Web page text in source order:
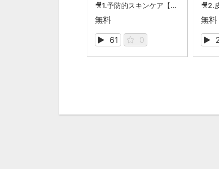
🎥1.予防的スキンケア【スキンケア（褥瘡）】
無料
61
0
無料